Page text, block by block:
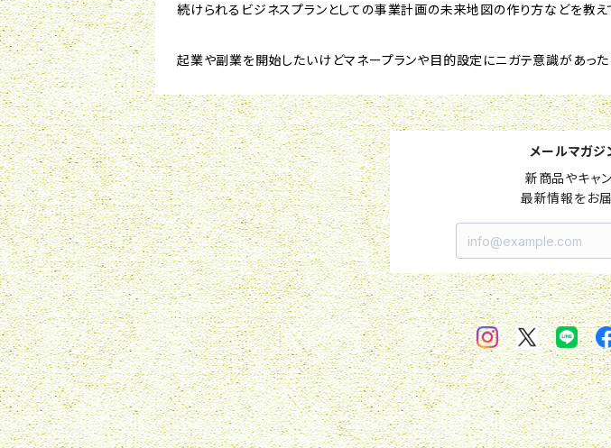
続けられるビジネスプランとしての事業計画の未来地図の作り方などを教え
起業や副業を開始したいけどマネープランや目的設定にニガテ意識があった
メールマガジ
新商品やキャ
最新情報をお届